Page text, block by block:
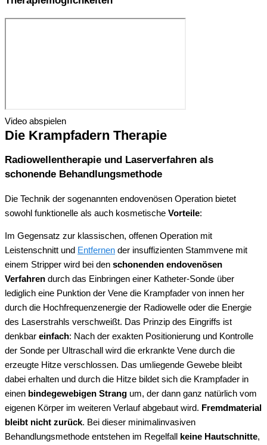
Video abspielen
Die Krampfadern Therapie
Radiowellentherapie und Laserverfahren als
schonende Behandlungsmethode
Die Technik der sogenannten endovenösen Operation bietet
sowohl funktionelle als auch kosmetische Vorteile:
Im Gegensatz zur klassischen, offenen Operation mit
Leistenschnitt und Entfernen der insuffizienten Stammvene mit
einem Stripper wird bei den schonenden endovenösen
Verfahren durch das Einbringen einer Katheter-Sonde über
lediglich eine Punktion der Vene die Krampfader von innen her
durch die Hochfrequenzenergie der Radiowelle oder die Energie
des Laserstrahls verschweißt. Das Prinzip des Eingriffs ist
denkbar einfach: Nach der exakten Positionierung und Kontrolle
der Sonde per Ultraschall wird die erkrankte Vene durch die
erzeugte Hitze verschlossen. Das umliegende Gewebe bleibt
dabei erhalten und durch die Hitze bildet sich die Krampfader in
einen bindegewebigen Strang um, der dann ganz natürlich vom
eigenen Körper im weiteren Verlauf abgebaut wird. Fremdmaterial
bleibt nicht zurück. Bei dieser minimalinvasiven
Behandlungsmethode entstehen im Regelfall
keine Hautschnitte,